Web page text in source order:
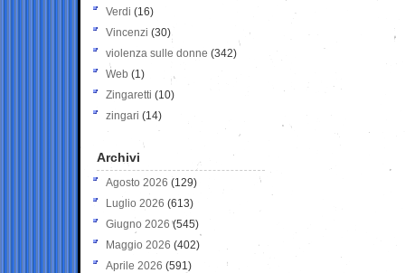
Verdi (16)
Vincenzi (30)
violenza sulle donne (342)
Web (1)
Zingaretti (10)
zingari (14)
Archivi
Agosto 2026 (129)
Luglio 2026 (613)
Giugno 2026 (545)
Maggio 2026 (402)
Aprile 2026 (591)